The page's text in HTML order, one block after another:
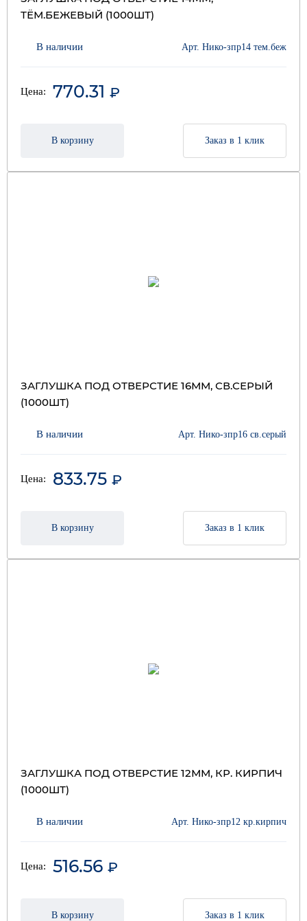
ТЁМ.БЕЖЕВЫЙ (1000ШТ)
В наличии Арт. Нико-зпр14 тем.беж
Цена: 770.31 ₽
В корзину Заказ в 1 клик
ЗАГЛУШКА ПОД ОТВЕРСТИЕ 16ММ, СВ.СЕРЫЙ
(1000ШТ)
В наличии Арт. Нико-зпр16 св.серый
Цена: 833.75 ₽
В корзину Заказ в 1 клик
ЗАГЛУШКА ПОД ОТВЕРСТИЕ 12ММ, КР. КИРПИЧ
(1000ШТ)
В наличии Арт. Нико-зпр12 кр.кирпич
Цена: 516.56 ₽
В корзину Заказ в 1 клик